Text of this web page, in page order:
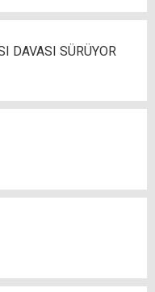
DAVASI SÜRÜYOR